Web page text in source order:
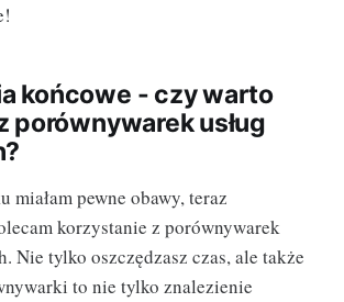
końcowe - czy warto
porównywarek usług
miałam pewne obawy, teraz
korzystanie z porównywarek
Nie tylko oszczędzasz czas, ale także
to nie tylko znalezienie